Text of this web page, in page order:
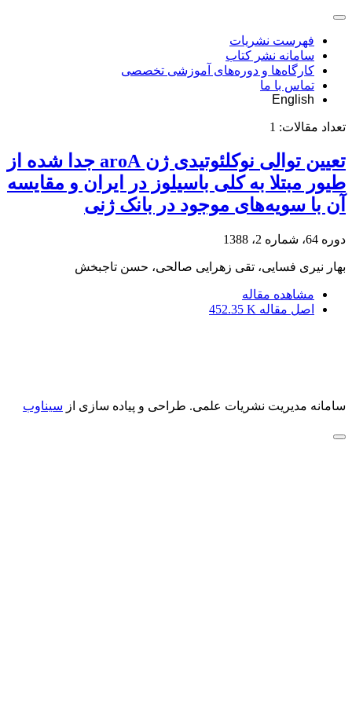
فهرست نشریات
سامانه نشر کتاب
کارگاه‌ها و دوره‌های آموزشی تخصصی
تماس با ما
English
تعداد مقالات: 1
تعیین توالی نوکلئوتیدی ژن aroA جدا شده از
طیور مبتلا به کلی باسیلوز در ایران و مقایسه
آن با سویه‌های موجود در بانک ژنی
دوره 64، شماره 2، 1388
بهار نیری فسایی، تقی زهرایی صالحی، حسن تاجبخش
مشاهده مقاله
اصل مقاله 452.35 K
سامانه مدیریت نشریات علمی. طراحی و پیاده سازی از سیناوب